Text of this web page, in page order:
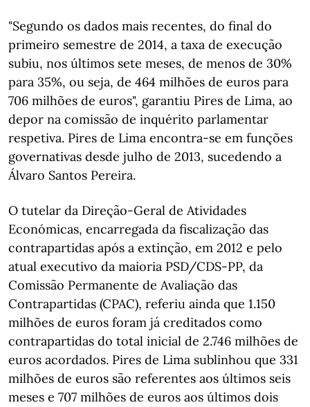
"Segundo os dados mais recentes, do final do
primeiro semestre de 2014, a taxa de execução
subiu, nos últimos sete meses, de menos de 30%
para 35%, ou seja, de 464 milhões de euros para
706 milhões de euros", garantiu Pires de Lima, ao
depor na comissão de inquérito parlamentar
respetiva. Pires de Lima encontra-se em funções
governativas desde julho de 2013, sucedendo a
Álvaro Santos Pereira.
O tutelar da Direção-Geral de Atividades
Económicas, encarregada da fiscalização das
contrapartidas após a extinção, em 2012 e pelo
atual executivo da maioria PSD/CDS-PP, da
Comissão Permanente de Avaliação das
Contrapartidas (CPAC), referiu ainda que 1.150
milhões de euros foram já creditados como
contrapartidas do total inicial de 2.746 milhões de
euros acordados. Pires de Lima sublinhou que 331
milhões de euros são referentes aos últimos seis
meses e 707 milhões de euros aos últimos dois